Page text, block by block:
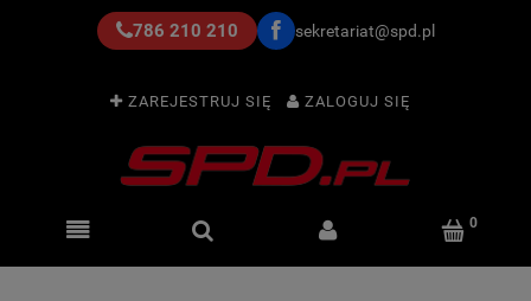
786 210 210 sekretariat@spd.pl
ZAREJESTRUJ SIĘ ZALOGUJ SIĘ